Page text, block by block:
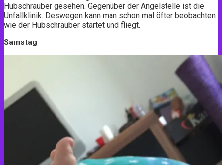
Hubschrauber gesehen. Gegenüber der Angelstelle ist die
Unfallklinik. Deswegen kann man schon mal öfter beobachten
wie der Hubschrauber startet und fliegt.
Samstag